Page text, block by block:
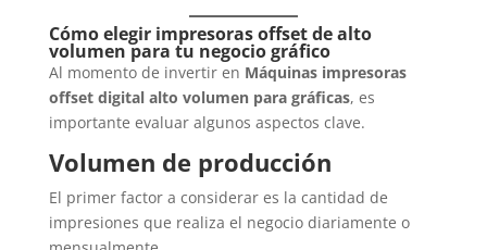
Cómo elegir impresoras offset de alto
volumen para tu negocio gráfico
Al momento de invertir en Máquinas impresoras
offset digital alto volumen para gráficas, es
importante evaluar algunos aspectos clave.
Volumen de producción
El primer factor a considerar es la cantidad de
impresiones que realiza el negocio diariamente o